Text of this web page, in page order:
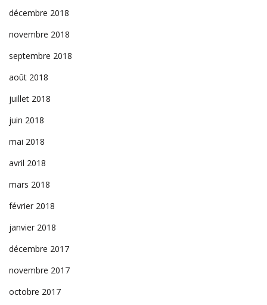
décembre 2018
novembre 2018
septembre 2018
août 2018
juillet 2018
juin 2018
mai 2018
avril 2018
mars 2018
février 2018
janvier 2018
décembre 2017
novembre 2017
octobre 2017